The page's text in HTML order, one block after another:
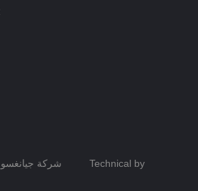
شركة جيانغسو
Technical by